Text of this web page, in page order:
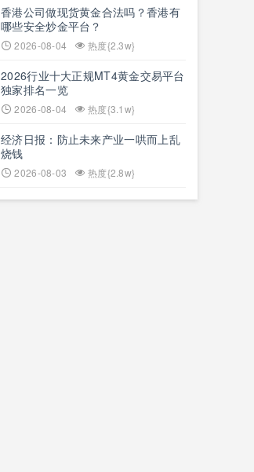
香港公司做现货黄金合法吗？香港有
哪些安全炒金平台？
2026-08-04 热度{2.3w}
2026行业十大正规MT4黄金交易平台
独家排名一览
2026-08-04 热度{3.1w}
经济日报：防止未来产业一哄而上乱
烧钱
2026-08-03 热度{2.8w}